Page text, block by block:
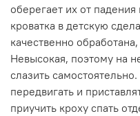
оберегает их от
кроватка в детскую
качественно
Невысокая, поэтому на
слазить
передвигать и
приучить кроху спать